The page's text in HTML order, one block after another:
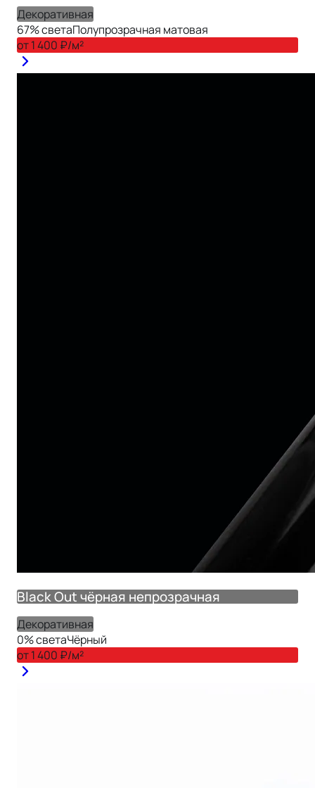
Декоративная
67% светаПолупрозрачная матовая
от1 400 ₽/м²
Black Out чёрная непрозрачная
Декоративная
0% светаЧёрный
от1 400 ₽/м²